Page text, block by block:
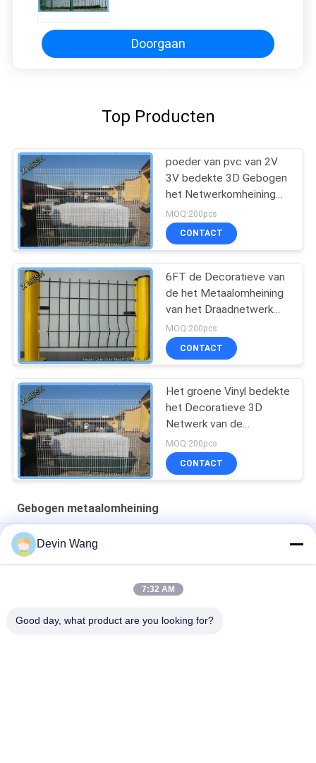
Doorgaan
Top Producten
poeder van pvc van 2V
3V bedekte 3D Gebogen
het Netwerkomheining
50*200mm van de
Metaalomheining Gelaste
Draad met een laag
MOQ:200pcs
CONTACT
6FT de Decoratieve van
de het Metaalomheining
van het Draadnetwerk
Gebogen Groene Vinyl
Met een laag bedekte
Nylon 3D Grens
MOQ:200pcs
CONTACT
Het groene Vinyl bedekte
het Decoratieve 3D
Netwerk van de
Omheiningscomités
Gelaste Draad voor
Speelplaats met een laag
MOQ:200pcs
CONTACT
Gebogen metaalomheining
3D gebogen gelast draadnet Tuingrens Groen
Gelast Draadgaas Metaal 3D Tuinafscherm
PVC-gecoat gegalvaniseerd 3D gebogen gelast hekpaneel
Devin Wang
7:32 AM
Good day, what product are you looking for?